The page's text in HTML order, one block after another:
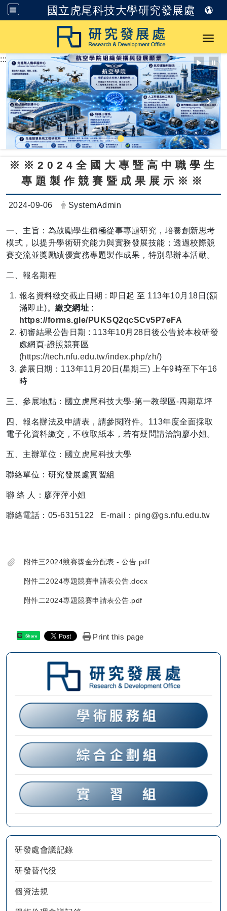
國立虎尾科技大學研究發展處
跳到主要內容
:::
※※2024全國大專暨高中職學生
專題製作競賽暨成果展示※※
日期：
2024-09-06 發布者：
SystemAdmin
一、主旨：為鼓勵學生積極從事專題研究，培養創新思考
模式，以提升學術研究能力與實務發展技能；透過校際競
賽交流並獎勵績優實務專題製作成果，特別舉辦本活動。
二、報名期程
報名資料繳交截止日期 : 即日起 至 113年10月18日(額
滿即止)。繳交網址 :
https://forms.gle/PUKSQ2qcSCv5P7eFA
初審結果公告日期 : 113年10月28日後公告於本校研發
處網頁-證照競賽區
(https://tech.nfu.edu.tw/index.php/zh/)
參展日期：113年11月20日(星期三) 上午9時至下午16
時
三、參展地點：國立虎尾科技大學-第一教學區-四期草坪
四、報名辦法及申請表，請參閱附件。113年度全面採取
電子化資料繳交，不收取紙本，若有疑問請洽詢廖小姐。
五、主辦單位：國立虎尾科技大學
聯絡單位：研究發展處實習組
聯 絡 人：廖萍萍小姐
聯絡電話：05-6315122 E-mail： ping@gs.nfu.edu.tw
附件三2024競賽獎金分配表 - 公告.pdf
附件二2024專題競賽申請表公告.docx
附件二2024專題競賽申請表公告.pdf
Share Print this page
研發處會議記錄
研發替代役
個資法規